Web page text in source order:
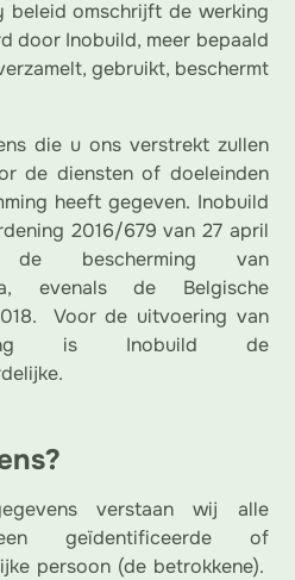
beleid omschrijft de werking
door Inobuild, meer bepaald
gebruikt, beschermt
die u ons verstrekt zullen
de diensten of doeleinden
heeft gegeven. Inobuild
2016/679 van 27 april
de bescherming van
evenals de Belgische
Voor de uitvoering van
is Inobuild de
verstaan wij alle
geïdentificeerde of
persoon (de betrokkene).